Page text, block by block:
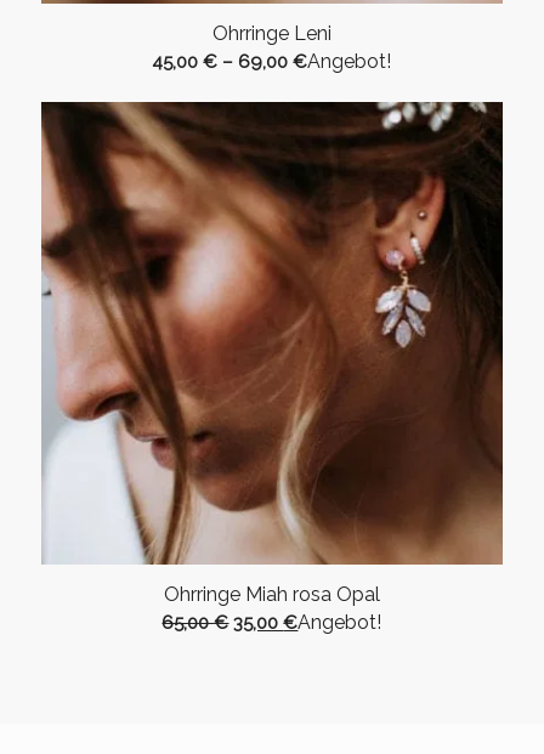
Ohrringe Leni
45,00€ – 69,00€Angebot!
Ohrringe Miah rosa Opal
65,00€Ursprünglicher
35,00€Aktueller
Angebot!